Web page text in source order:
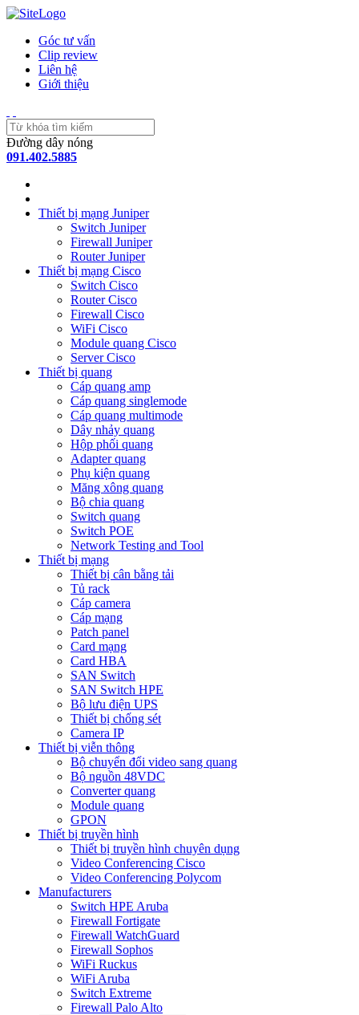
Góc tư vấn
Clip review
Liên hệ
Giới thiệu
Đường dây nóng
091.402.5885
Thiết bị mạng Juniper
Switch Juniper
Firewall Juniper
Router Juniper
Thiết bị mạng Cisco
Switch Cisco
Router Cisco
Firewall Cisco
WiFi Cisco
Module quang Cisco
Server Cisco
Thiết bị quang
Cáp quang amp
Cáp quang singlemode
Cáp quang multimode
Dây nhảy quang
Hộp phối quang
Adapter quang
Phụ kiện quang
Măng xông quang
Bộ chia quang
Switch quang
Switch POE
Network Testing and Tool
Thiết bị mạng
Thiết bị cân bằng tải
Tủ rack
Cáp camera
Cáp mạng
Patch panel
Card mạng
Card HBA
SAN Switch
SAN Switch HPE
Bộ lưu điện UPS
Thiết bị chống sét
Camera IP
Thiết bị viễn thông
Bộ chuyển đổi video sang quang
Bộ nguồn 48VDC
Converter quang
Module quang
GPON
Thiết bị truyền hình
Thiết bị truyền hình chuyên dụng
Video Conferencing Cisco
Video Conferencing Polycom
Manufacturers
Switch HPE Aruba
Firewall Fortigate
Firewall WatchGuard
Firewall Sophos
WiFi Ruckus
WiFi Aruba
Switch Extreme
Firewall Palo Alto